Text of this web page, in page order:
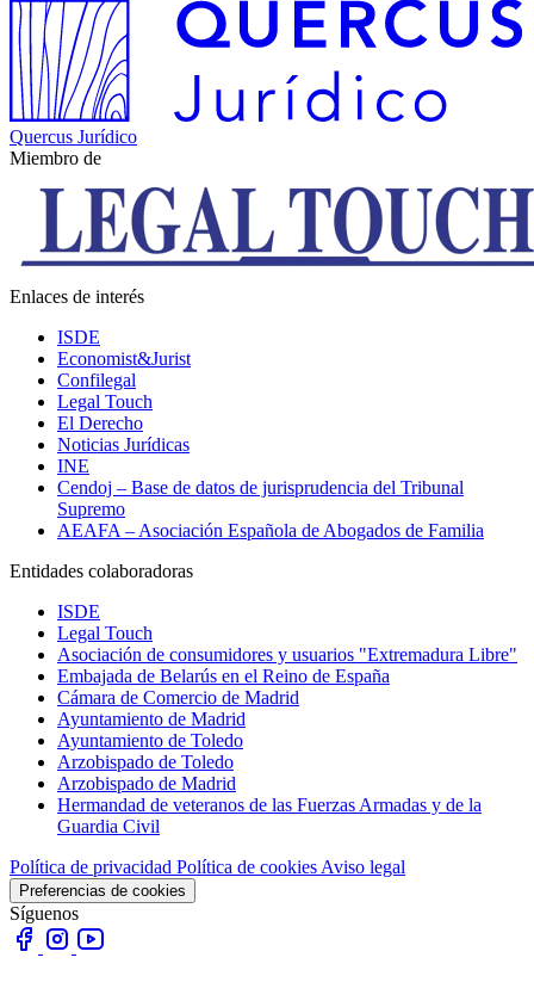
Quercus Jurídico
Miembro de
Enlaces de interés
ISDE
Economist&Jurist
Confilegal
Legal Touch
El Derecho
Noticias Jurídicas
INE
Cendoj – Base de datos de jurisprudencia del Tribunal
Supremo
AEAFA – Asociación Española de Abogados de Familia
Entidades colaboradoras
ISDE
Legal Touch
Asociación de consumidores y usuarios "Extremadura Libre"
Embajada de Belarús en el Reino de España
Cámara de Comercio de Madrid
Ayuntamiento de Madrid
Ayuntamiento de Toledo
Arzobispado de Toledo
Arzobispado de Madrid
Hermandad de veteranos de las Fuerzas Armadas y de la
Guardia Civil
Política de privacidad Política de cookies Aviso legal
Preferencias de cookies
Síguenos